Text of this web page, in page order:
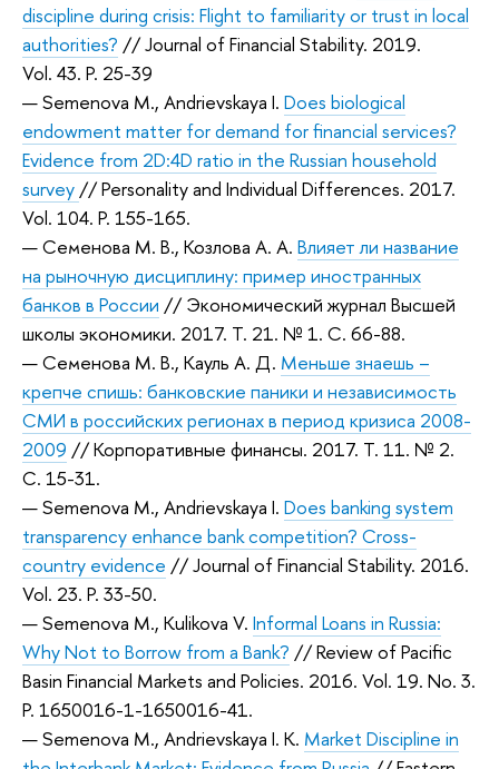
discipline during crisis: Flight to familiarity or trust in local
authorities? // Journal of Financial Stability. 2019.
Vol. 43. P. 25-39
— Semenova M., Andrievskaya I. Does biological
endowment matter for demand for financial services?
Evidence from 2D:4D ratio in the Russian household
survey // Personality and Individual Differences. 2017.
Vol. 104. P. 155-165.
— Семенова М. В., Козлова А. А. Влияет ли название
на рыночную дисциплину: пример иностранных
банков в России // Экономический журнал Высшей
школы экономики. 2017. Т. 21. № 1. С. 66-88.
— Семенова М. В., Кауль А. Д. Меньше знаешь –
крепче спишь: банковские паники и независимость
СМИ в российских регионах в период кризиса 2008-
2009 // Корпоративные финансы. 2017. Т. 11. № 2.
С. 15-31.
— Semenova M., Andrievskaya I. Does banking system
transparency enhance bank competition? Cross-
country evidence // Journal of Financial Stability. 2016.
Vol. 23. P. 33-50.
— Semenova M., Kulikova V. Informal Loans in Russia:
Why Not to Borrow from a Bank? // Review of Pacific
Basin Financial Markets and Policies. 2016. Vol. 19. No. 3.
P. 1650016-1-1650016-41.
— Semenova M., Andrievskaya I. K. Market Discipline in